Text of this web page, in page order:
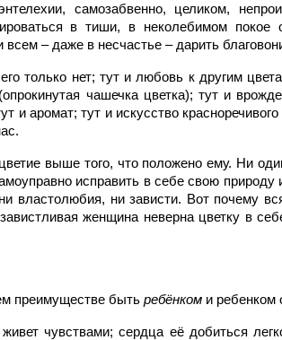
самозабвенно, целиком,
в тиши, в неколебимом покое
– даже в несчастье – дарить
только нет; тут и любовь к другим
чашечка цветка); тут и
и аромат; тут и искусство
выше того, что положено ему. Ни
исправить в себе свою
властолюбия, ни зависти. Вот почему
женщина неверна цветку в
преимуществе быть ребёнком и ребенком
чувствами; сердца её добиться